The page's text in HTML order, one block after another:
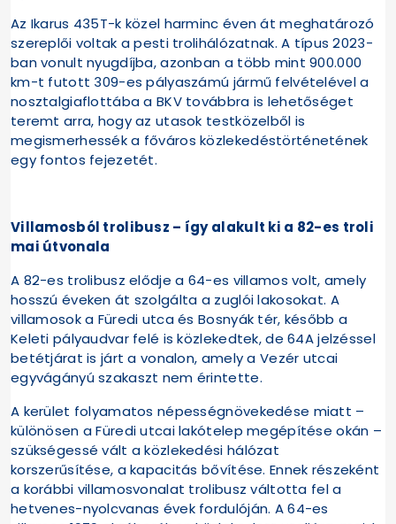
Az Ikarus 435T-k közel harminc éven át meghatározó
szereplői voltak a pesti trolihálózatnak. A típus 2023-
ban vonult nyugdíjba, azonban a több mint 900.000
km-t futott 309-es pályaszámú jármű felvételével a
nosztalgiaflottába a BKV továbbra is lehetőséget
teremt arra, hogy az utasok testközelből is
megismerhessék a főváros közlekedéstörténetének
egy fontos fejezetét.
Villamosból trolibusz – így alakult ki a 82-es troli
mai útvonala
A 82-es trolibusz elődje a 64-es villamos volt, amely
hosszú éveken át szolgálta a zuglói lakosokat. A
villamosok a Füredi utca és Bosnyák tér, később a
Keleti pályaudvar felé is közlekedtek, de 64A jelzéssel
betétjárat is járt a vonalon, amely a Vezér utcai
egyvágányú szakaszt nem érintette.
A kerület folyamatos népességnövekedése miatt –
különösen a Füredi utcai lakótelep megépítése okán –
szükségessé vált a közlekedési hálózat
korszerűsítése, a kapacitás bővítése. Ennek részeként
a korábbi villamosvonalat trolibusz váltotta fel a
hetvenes-nyolcvanas évek fordulóján. A 64-es